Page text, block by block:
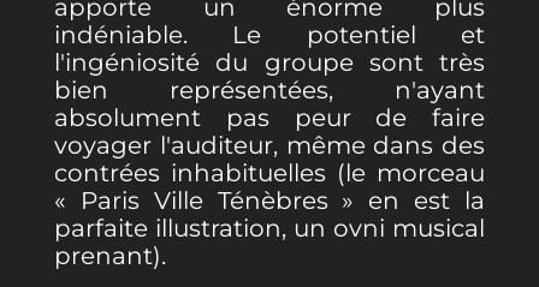
apporte un énorme plus
indéniable. Le potentiel et
l'ingéniosité du groupe sont très
bien représentées, n'ayant
absolument pas peur de faire
voyager l'auditeur, même dans des
contrées inhabituelles (le morceau
« Paris Ville Ténèbres » en est la
parfaite illustration, un ovni musical
prenant).